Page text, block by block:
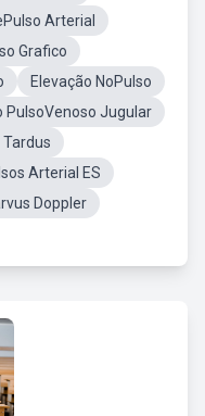
Arterial
Grafico
Elevação NoPulso
PulsoVenoso Jugular
Arterial ES
Doppler